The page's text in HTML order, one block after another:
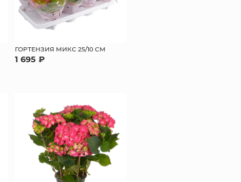
ГОРТЕНЗИЯ МИКС 25/10 СМ
1 695 ₽